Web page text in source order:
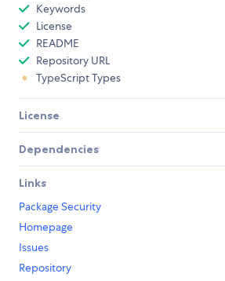
Keywords
License
README
Repository URL
TypeScript Types
License
Dependencies
Links
Package Security
Homepage
Issues
Repository